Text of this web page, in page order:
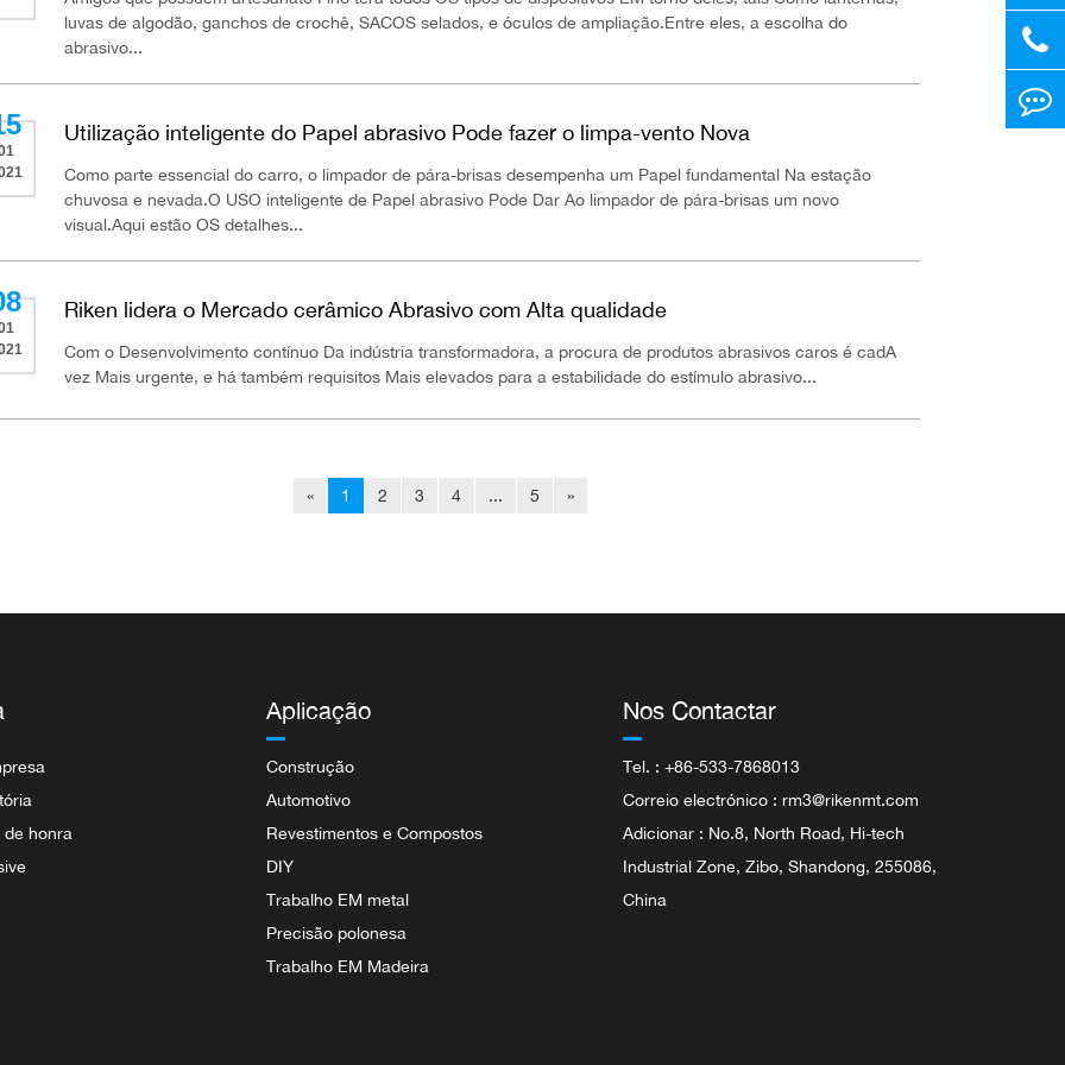
luvas de algodão, ganchos de crochê, SACOS selados, e óculos de ampliação.Entre eles, a escolha do
abrasivo...
Utilização inteligente do Papel abrasivo Pode fazer o limpa-vento Nova
Como parte essencial do carro, o limpador de pára-brisas desempenha um Papel fundamental Na estação
chuvosa e nevada.O USO inteligente de Papel abrasivo Pode Dar Ao limpador de pára-brisas um novo
visual.Aqui estão OS detalhes...
Riken lidera o Mercado cerâmico Abrasivo com Alta qualidade
Com o Desenvolvimento contínuo Da indústria transformadora, a procura de produtos abrasivos caros é cadA
vez Mais urgente, e há também requisitos Mais elevados para a estabilidade do estímulo abrasivo...
« 1 2 3 4 ... 5 »
honra
Aplicação
Construção
Automotivo
Revestimentos e Compostos
DIY
Trabalho EM metal
Precisão polonesa
Trabalho EM Madeira
Nos Contactar
Tel. : +86-533-7868013
Correio electrónico : rm3@rikenmt.com
Adicionar : No.8, North Road, Hi-tech
Industrial Zone, Zibo, Shandong, 255086,
China